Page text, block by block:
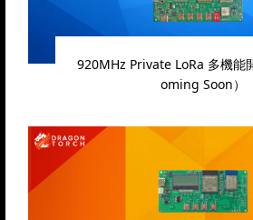
920MHz Private LoRa 多機能
oming Soon）